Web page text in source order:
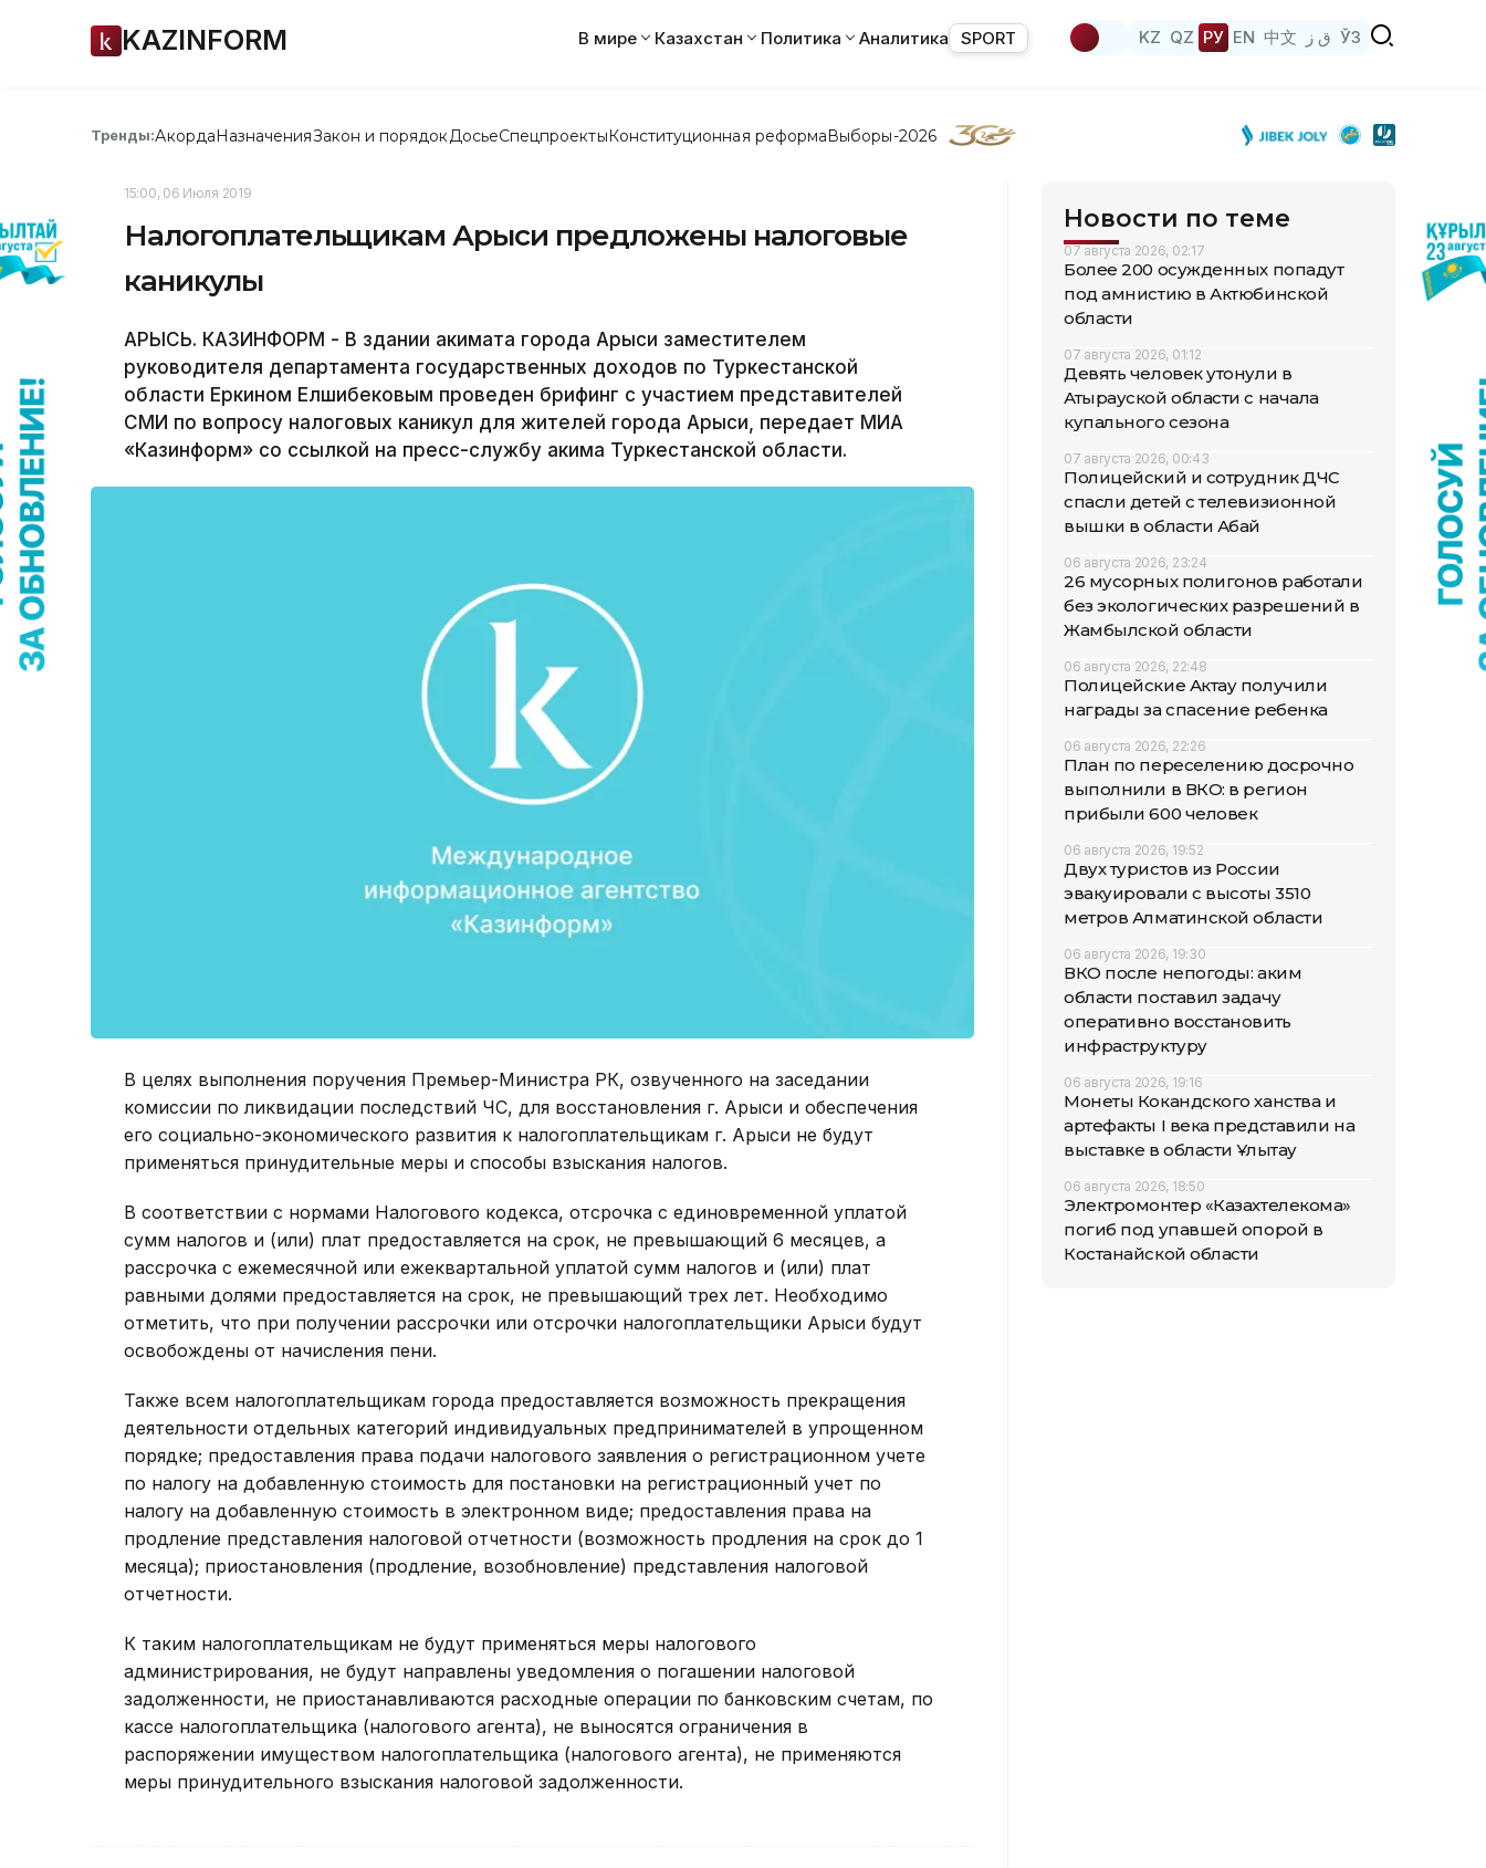
KAZINFORM В мире Казахстан Политика Аналитика SPORT KZ QZ РУ EN 中文 ق ز ЎЗ
Тренды:АкордаНазначенияЗакон и порядок ДосьеСпецпроектыКонституционная реформаВыборы-2026
15:00, 06 Июля 2019
Налогоплательщикам Арыси предложены налоговые
каникулы
АРЫСЬ. КАЗИНФОРМ - В здании акимата города Арыси заместителем
руководителя департамента государственных доходов по Туркестанской
области Еркином Елшибековым проведен брифинг с участием представителей
СМИ по вопросу налоговых каникул для жителей города Арыси, передает МИА
«Казинформ» со ссылкой на пресс-службу акима Туркестанской области.
В целях выполнения поручения Премьер-Министра РК, озвученного на заседании
комиссии по ликвидации последствий ЧС, для восстановления г. Арыси и обеспечения
его социально-экономического развития к налогоплательщикам г. Арыси не будут
применяться принудительные меры и способы взыскания налогов.
В соответствии с нормами Налогового кодекса, отсрочка с единовременной уплатой
сумм налогов и (или) плат предоставляется на срок, не превышающий 6 месяцев, а
рассрочка с ежемесячной или ежеквартальной уплатой сумм налогов и (или) плат
равными долями предоставляется на срок, не превышающий трех лет. Необходимо
отметить, что при получении рассрочки или отсрочки налогоплательщики Арыси будут
освобождены от начисления пени.
Также всем налогоплательщикам города предоставляется возможность прекращения
деятельности отдельных категорий индивидуальных предпринимателей в упрощенном
порядке; предоставления права подачи налогового заявления о регистрационном учете
по налогу на добавленную стоимость для постановки на регистрационный учет по
налогу на добавленную стоимость в электронном виде; предоставления права на
продление представления налоговой отчетности (возможность продления на срок до 1
месяца); приостановления (продление, возобновление) представления налоговой
отчетности.
К таким налогоплательщикам не будут применяться меры налогового
администрирования, не будут направлены уведомления о погашении налоговой
задолженности, не приостанавливаются расходные операции по банковским счетам, по
кассе налогоплательщика (налогового агента), не выносятся ограничения в
распоряжении имуществом налогоплательщика (налогового агента), не применяются
меры принудительного взыскания налоговой задолженности.
Новости по теме
07 августа 2026, 02:17
Более 200 осужденных попадут
под амнистию в Актюбинской
области
07 августа 2026, 01:12
Девять человек утонули в
Атырауской области с начала
купального сезона
07 августа 2026, 00:43
Полицейский и сотрудник ДЧС
спасли детей с телевизионной
вышки в области Абай
06 августа 2026, 23:24
26 мусорных полигонов работали
без экологических разрешений в
Жамбылской области
06 августа 2026, 22:48
Полицейские Актау получили
награды за спасение ребенка
06 августа 2026, 22:26
План по переселению досрочно
выполнили в ВКО: в регион
прибыли 600 человек
06 августа 2026, 19:52
Двух туристов из России
эвакуировали с высоты 3510
метров Алматинской области
06 августа 2026, 19:30
ВКО после непогоды: аким
области поставил задачу
оперативно восстановить
инфраструктуру
06 августа 2026, 19:16
Монеты Кокандского ханства и
артефакты I века представили на
выставке в области Ұлытау
06 августа 2026, 18:50
Электромонтер «Казахтелекома»
погиб под упавшей опорой в
Костанайской области